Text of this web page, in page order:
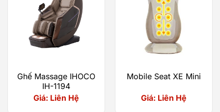
ZenGlide S94 giúp hỗ trợ giảm căng cơ, xua tan
mệt mỏi và hỗ trợ phục hồi năng lượng hiệu quả
sau những giờ làm việc căng thẳng.
Body Scanning – Cá nhân hóa từng
Ghế Massage IHOCO
IH-1194
Giá: Liên Hệ
Mobile Seat XE Mini
Giá: Liên Hệ